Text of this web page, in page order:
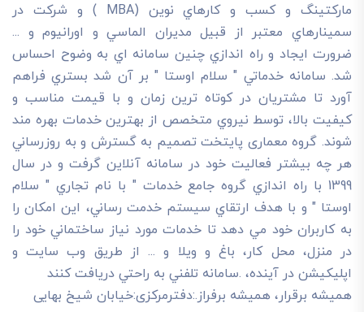
مارکتينگ و کسب و کارهاي نوين (MBA ) و شرکت در
سمينارهاي معتبر از قبيل مديران الماسي و اورانيوم و ...
ضرورت ايجاد و راه اندازي چنين سامانه اي به وضوح احساس
شد. سامانه خدماتي " سلام اوستا " بر آن شد بستري فراهم
آورد تا مشتريان در کوتاه ترين زمان و با قيمت مناسب و
کيفيت بالا، توسط نيروي متخصص از بهترين خدمات بهره مند
شوند. گروه معماری پایتخت تصميم به گسترش و به روزرساني
هر چه بيشتر فعاليت خود در سامانه آنلاين گرفت و در سال
1399 با راه اندازي گروه جامع خدمات " با نام تجاري " سلام
اوستا " و با هدف ارتقاي سيستم خدمت رساني، اين امکان را
به کاربران خود مي دهد تا خدمات مورد نياز ساختماني خود را
در منزل، محل کار، باغ و ويلا و ... از طريق وب سايت و
اپليکيشن در آينده، .سامانه تلفني به راحتي دريافت کنند
هميشه برقرار، هميشه برفراز.:دفترمرکزی:خیابان شیخ بهایی